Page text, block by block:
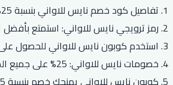
1. تفاصيل كود خصم نايس للاواني بنسبة 25% على جميع المنتجات.
2. رمز ترويجي نايس للاواني: استمتع بأفضل الخصومات عبر الموقع.
3. استخدم كوبون نايس للاواني للحصول على خصم بنسبة 25% على مستلزمات المنزل.
4. خصومات نايس للاواني: 25% على جميع المنتجات ودون حد أدنى للإنفاق.
5. كوبون نايس للاواني يمنحك خصم بنسبة 25% على تجهيزات المطبخ.